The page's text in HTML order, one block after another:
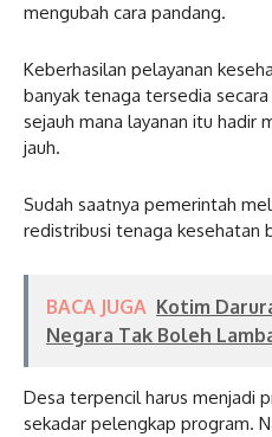
mengubah cara pandang.
Keberhasilan pelayanan
banyak tenaga tersedia
sejauh mana layanan itu hadir
jauh.
Sudah saatnya pemerintah
redistribusi tenaga kesehatan
BACA JUGA Kotim
Negara Tak Boleh
Desa terpencil harus menjadi
sekadar pelengkap program.